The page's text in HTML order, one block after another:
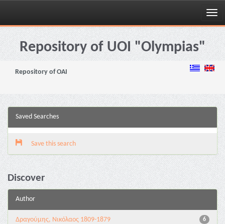
Skip
navigationRepository of UOI "Olympias"
Repository of OAI
Saved Searches
Save this search
Discover
Author
6
Δραγούμης, Νικόλαος 1809-1879